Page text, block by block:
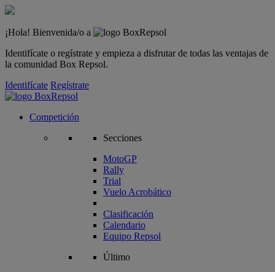
¡Hola! Bienvenida/o a
Identifícate o regístrate y empieza a disfrutar de todas las ventajas de
la comunidad Box Repsol.
Identifícate Regístrate
Competición
Secciones
MotoGP
Rally
Trial
Vuelo Acrobático
Clasificación
Calendario
Equipo Repsol
Último